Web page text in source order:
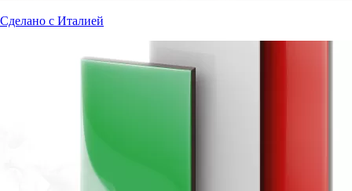
Сделано с Италией